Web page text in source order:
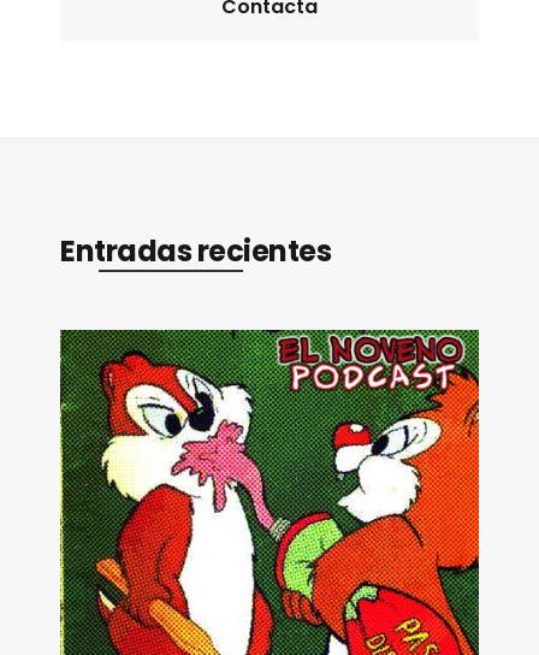
Contacta
Entradas recientes